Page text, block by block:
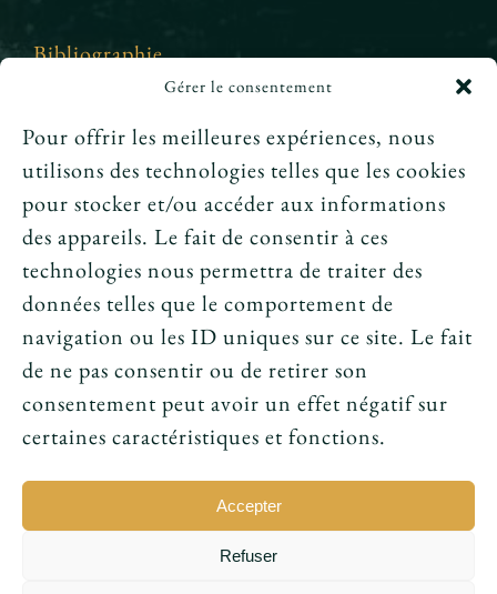
Gérer le consentement
Pour offrir les meilleures expériences, nous
utilisons des technologies telles que les cookies
pour stocker et/ou accéder aux informations
des appareils. Le fait de consentir à ces
technologies nous permettra de traiter des
données telles que le comportement de
navigation ou les ID uniques sur ce site. Le fait
de ne pas consentir ou de retirer son
consentement peut avoir un effet négatif sur
certaines caractéristiques et fonctions.
Accepter
Refuser
Bibliographie
Crédits et mentions légales
Le tarot peut-il annoncer une rencontre
amoureuse ?
Peut-on prouver que le tarot fonctionne ?
Le tarot avant l’ésotérisme : un simple jeu ?